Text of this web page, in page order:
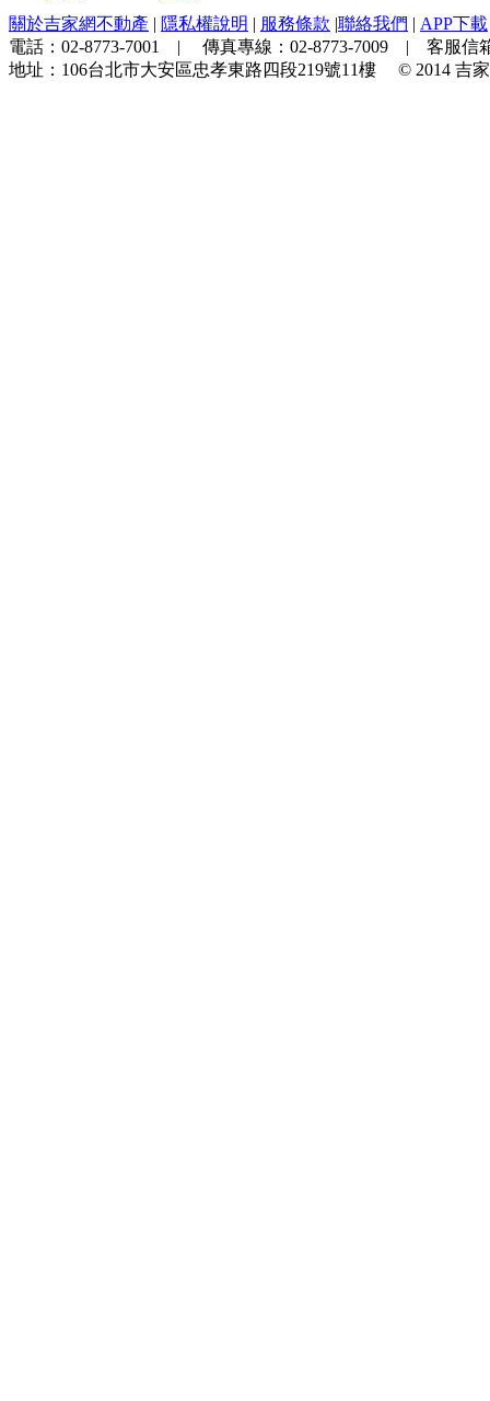
關於吉家網不動產 | 隱私權說明 | 服務條款 |聯絡我們 | APP下載
電話： 02-8773-7001 | 傳真專線： 02-8773-7009 | 客服信
地址： 106台北市大安區忠孝東路四段219號11樓 © 2014 吉